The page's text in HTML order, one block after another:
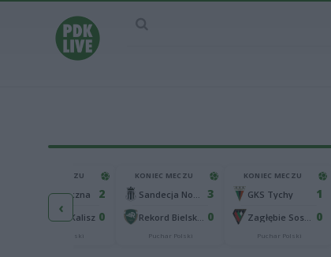
‹
KONIEC MECZU
Górnik Łęczna 2
KKS 1925 Kalisz 0
Puchar Polski
KONIEC MECZU
3
0
Puchar Polski
KONIEC MECZU
GKS Tychy 1
0
Puchar Polski